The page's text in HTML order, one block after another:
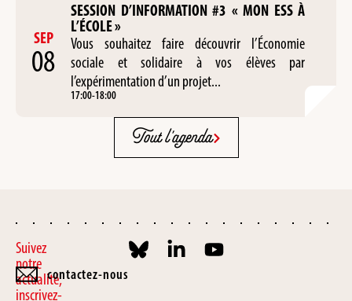
SEP
08
SESSION D’INFORMATION #3 « MON ESS À
L’ÉCOLE »
Vous souhaitez faire découvrir l’Économie
sociale et solidaire à vos élèves par
l’expérimentation d’un projet...
17:00-18:00
Tout l'agenda
Suivez
notre
actualité,
inscrivez-
contactez-nous